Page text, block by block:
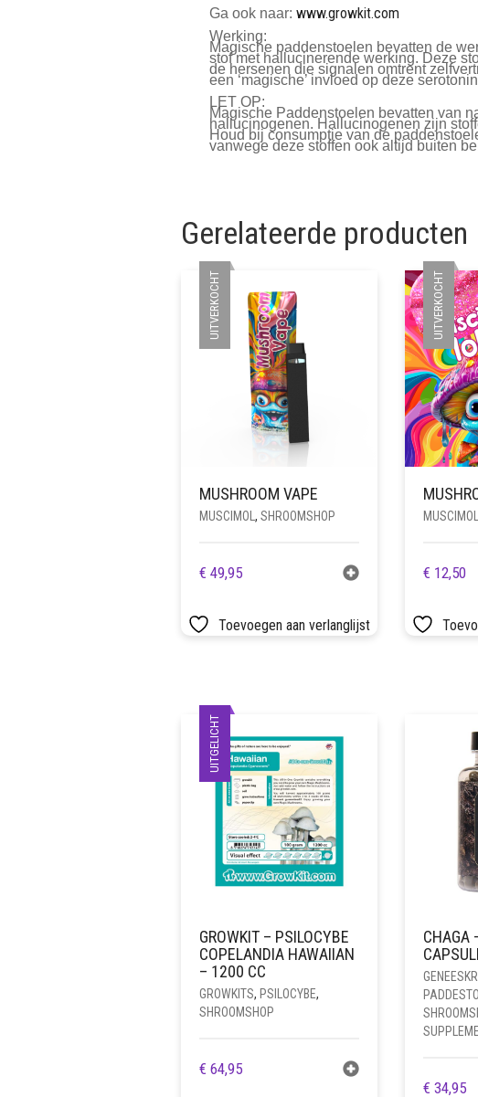
Ga ook naar: www.growkit.com
Werking:
Magische paddenstoelen bevatten de
stof met hallucinerende werking. Deze
de hersenen die signalen omtrent
een ‘magische’ invloed op deze
LET OP:
Magische Paddenstoelen bevatten van
hallucinogenen. Hallucinogenen zijn
Houd bij consumptie van de
vanwege deze stoffen ook altijd buiten
Gerelateerde producten
UITVERKOCHT
MUSHROOM VAPE
MUSCIMOL , SHROOMSHOP
€ 49,95
Toevoegen aan verlanglijst
UITVERKOCHT
MUSCIMOL
€ 12,50
UITGELICHT
GROWKIT – PSILOCYBE
COPELANDIA HAWAIIAN
– 1200 CC
GROWKITS, PSILOCYBE,
SHROOMSHOP
€ 64,95
CHAGA
€ 34,95